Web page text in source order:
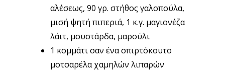
αλέσεως, 90 γρ. στήθος γαλοπούλα,
μισή ψητή πιπεριά, 1 κ.γ. μαγιονέζα
λάιτ, μουστάρδα, μαρούλι
1 κομμάτι σαν ένα σπιρτόκουτο
μοτσαρέλα χαμηλών λιπαρών